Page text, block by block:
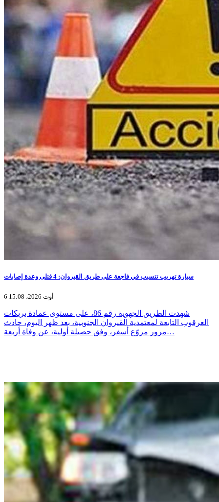
سيارة تهريب تتسبب في فاجعة على طريق القيروان: 4 قتلى وعدة إصابات
6 أوت 2026، 15:08
شهدت الطريق الجهوية رقم 86، على مستوى عمادة بريكات
العرقوب التابعة لمعتمدية القيروان الجنوبية، بعد ظهر اليوم، حادث
مرور مروّع أسفر، وفق حصيلة أولية، عن وفاة أربعة…